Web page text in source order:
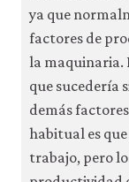
ya que
factores de
la maquinaria.
que sucedería
demás
habitual es
trabajo, pero